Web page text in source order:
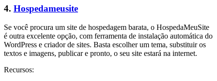
4. Hospedameusite
Se você procura um site de hospedagem barata, o HospedaMeuSite
é outra excelente opção, com ferramenta de instalação automática do
WordPress e criador de sites. Basta escolher um tema, substituir os
textos e imagens, publicar e pronto, o seu site estará na internet.
Recursos: